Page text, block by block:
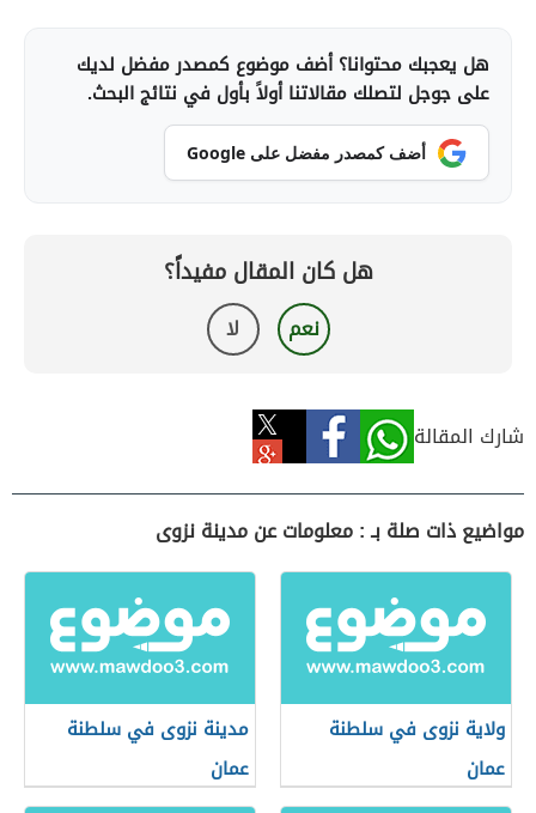
هل يعجبك محتوانا؟ أضف موضوع كمصدر مفضل لديك
على جوجل لتصلك مقالاتنا أولاً بأول في نتائج البحث.
أضف كمصدر مفضل على Google
هل كان المقال مفيداً؟
نعم لا
شارك المقالة
مواضيع ذات صلة بـ : معلومات عن مدينة نزوى
ولاية نزوى في سلطنة
عمان
مدينة نزوى في سلطنة
عمان